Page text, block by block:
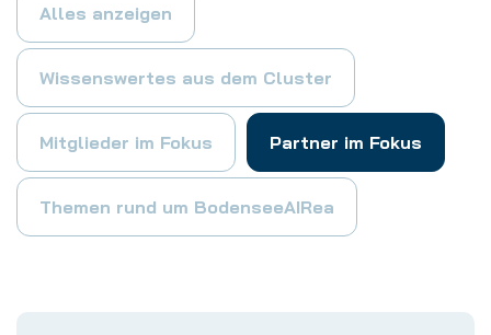
Alles anzeigen
Wissenswertes aus dem Cluster
Mitglieder im Fokus Partner im Fokus
Themen rund um BodenseeAIRea